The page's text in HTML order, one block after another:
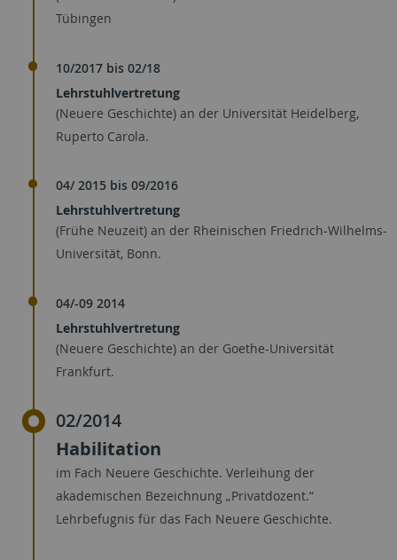
Tübingen
10/2017 bis 02/18
Lehrstuhlvertretung
(Neuere Geschichte) an der Universität Heidelberg,
Ruperto Carola.
04/ 2015 bis 09/2016
Lehrstuhlvertretung
(Frühe Neuzeit) an der Rheinischen Friedrich-Wilhelms-
Universität, Bonn.
04/-09 2014
Lehrstuhlvertretung
(Neuere Geschichte) an der Goethe-Universität
Frankfurt.
02/2014
Habilitation
im Fach Neuere Geschichte. Verleihung der
akademischen Bezeichnung „Privatdozent.“
Lehrbefugnis für das Fach Neuere Geschichte.